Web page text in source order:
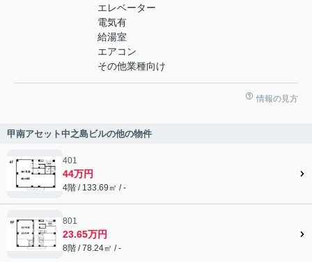
エレベーター
電気有
給湯室
エアコン
その他業種向け
情報の見方
甲南アセット中之島ビルの他の物件
401
44万円
4階 / 133.69㎡ / -
801
23.65万円
8階 / 78.24㎡ / -